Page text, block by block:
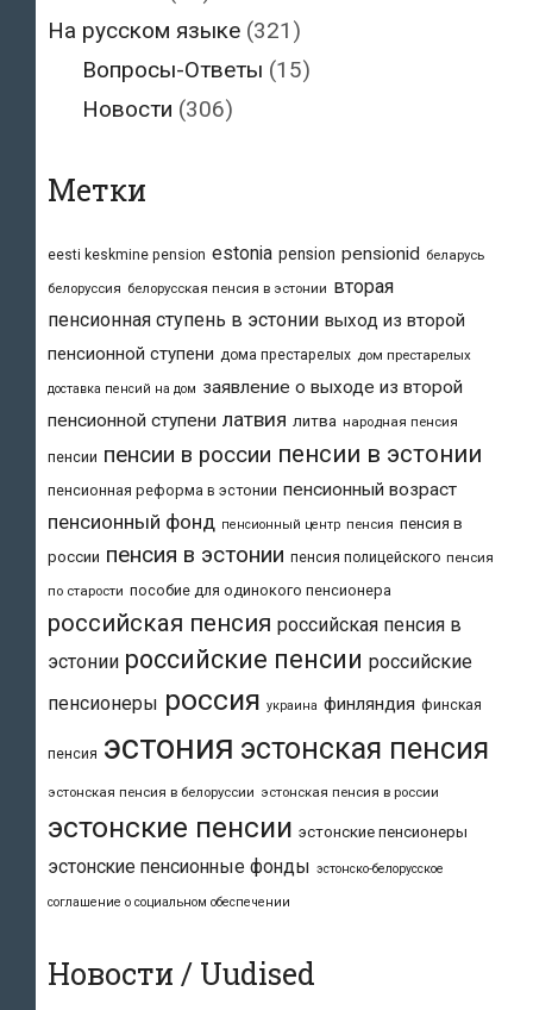
На русском языке (321)
Вопросы-Ответы (15)
Новости (306)
Метки
eesti keskmine pension estonia pension pensionid беларусь
белоруссия белорусская пенсия в эстонии вторая
пенсионная ступень в эстонии выход из второй
пенсионной ступени дома престарелых дом престарелых
доставка пенсий на дом заявление о выходе из второй
пенсионной ступени латвия литва народная пенсия
пенсии пенсии в россии пенсии в эстонии
пенсионная реформа в эстонии пенсионный возраст
пенсионный фонд пенсионный центр пенсия пенсия в
россии пенсия в эстонии пенсия полицейского пенсия
по старости пособие для одинокого пенсионера
российская пенсия российская пенсия в
эстонии российские пенсии российские
пенсионеры россия украина финляндия финская
пенсия эстония эстонская пенсия
эстонская пенсия в белоруссии эстонская пенсия в россии
эстонские пенсии эстонские пенсионеры
эстонские пенсионные фонды эстонско-белорусское
соглашение о социальном обеспечении
Новости / Uudised